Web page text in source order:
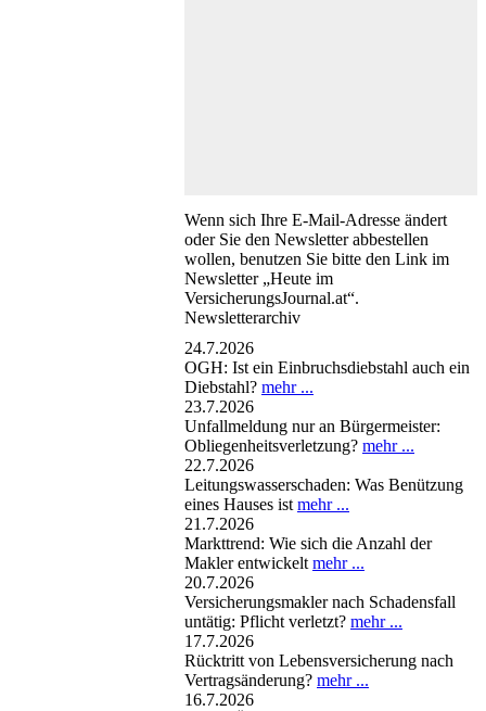
Wenn sich Ihre E-Mail-Adresse ändert
oder Sie den Newsletter abbestellen
wollen, benutzen Sie bitte den Link im
Newsletter „Heute im
VersicherungsJournal.at“.
Newsletterarchiv
24.7.2026
OGH: Ist ein Einbruchsdiebstahl auch ein
Diebstahl? mehr ...
23.7.2026
Unfallmeldung nur an Bürgermeister:
Obliegenheitsverletzung? mehr ...
22.7.2026
Leitungswasserschaden: Was Benützung
eines Hauses ist mehr ...
21.7.2026
Markttrend: Wie sich die Anzahl der
Makler entwickelt mehr ...
20.7.2026
Versicherungsmakler nach Schadensfall
untätig: Pflicht verletzt? mehr ...
17.7.2026
Rücktritt von Lebensversicherung nach
Vertragsänderung? mehr ...
16.7.2026